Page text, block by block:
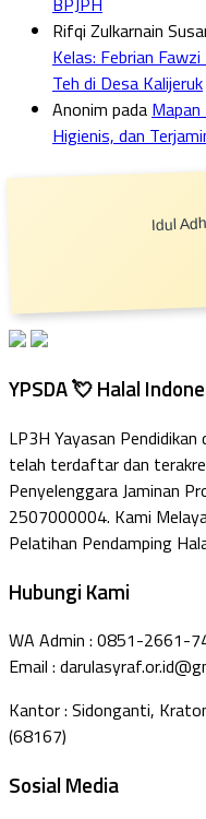
Rifqi Zulkarnain
Kelas: Febrian
Teh di Desa Kalijeruk
Anonim pada
Higienis, dan
Idul
YPSDA 💘 Halal
LP3H Yayasan
telah terdaftar dan
Penyelenggara Jaminan
2507000004. Kami
Pelatihan Pendamping
Hubungi Kami
WA Admin : 0851-2661-
Email :
Kantor : Sidonganti,
(68167)
Sosial Media